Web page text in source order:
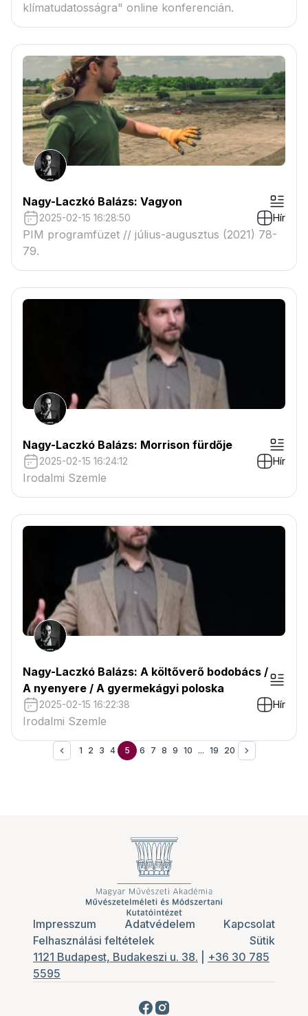
klímatudatosságra" online konferencián.
Nagy-Laczkó Balázs: Vagyon
2025-02-15 16:28:50 Hír
PIM programfüzet // július-augusztus (2021) 78-
79.
Nagy-Laczkó Balázs: Morrison fürdője
2025-02-15 16:24:12 Hír
Irodalmi Szemle
Nagy-Laczkó Balázs: A költőverő bodobács /
A nyenyere / A gyermekágyi poloska
2025-02-15 16:22:38 Hír
Irodalmi Szemle
1 2 3 4 5 6 7 8 9 10 ... 19 20
Impresszum Adatvédelem
Kapcsolat
Felhasználási feltételek
Sütik
1121 Budapest, Budakeszi u. 38.
+36 30 785
5595